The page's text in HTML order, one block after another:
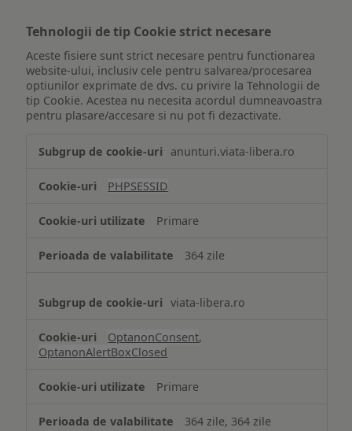
Tehnologii de tip Cookie strict necesare
Aceste fisiere sunt strict necesare pentru functionarea
website-ului, inclusiv cele pentru salvarea/procesarea
optiunilor exprimate de dvs. cu privire la Tehnologii de
tip Cookie. Acestea nu necesita acordul dumneavoastra
pentru plasare/accesare si nu pot fi dezactivate.
de
Cookie
necesare
anunturi.viata-libera.ro
PHPSESSID
Primare
364 zile
viata-libera.ro
OptanonConsent,
OptanonAlertBoxClosed
Primare
364 zile, 364 zile